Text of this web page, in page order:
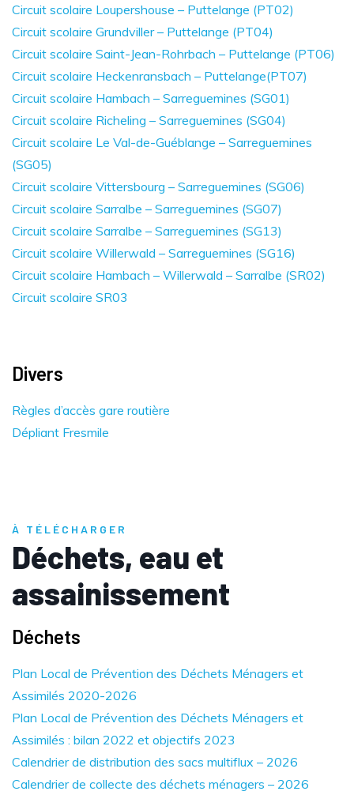
Circuit scolaire Loupershouse – Puttelange (PT02)
Circuit scolaire Grundviller – Puttelange (PT04)
Circuit scolaire Saint-Jean-Rohrbach – Puttelange (PT06)
Circuit scolaire Heckenransbach – Puttelange(PT07)
Circuit scolaire Hambach – Sarreguemines (SG01)
Circuit scolaire Richeling – Sarreguemines (SG04)
Circuit scolaire Le Val-de-Guéblange – Sarreguemines
(SG05)
Circuit scolaire Vittersbourg – Sarreguemines (SG06)
Circuit scolaire Sarralbe – Sarreguemines (SG07)
Circuit scolaire Sarralbe – Sarreguemines (SG13)
Circuit scolaire Willerwald – Sarreguemines (SG16)
Circuit scolaire Hambach – Willerwald – Sarralbe (SR02)
Circuit scolaire SR03
Divers
Règles d’accès gare routière
Dépliant Fresmile
À TÉLÉCHARGER
Déchets, eau et
assainissement
Déchets
Plan Local de Prévention des Déchets Ménagers et
Assimilés 2020-2026
Plan Local de Prévention des Déchets Ménagers et
Assimilés : bilan 2022 et objectifs 2023
Calendrier de distribution des sacs multiflux – 2026
Calendrier de collecte des déchets ménagers – 2026